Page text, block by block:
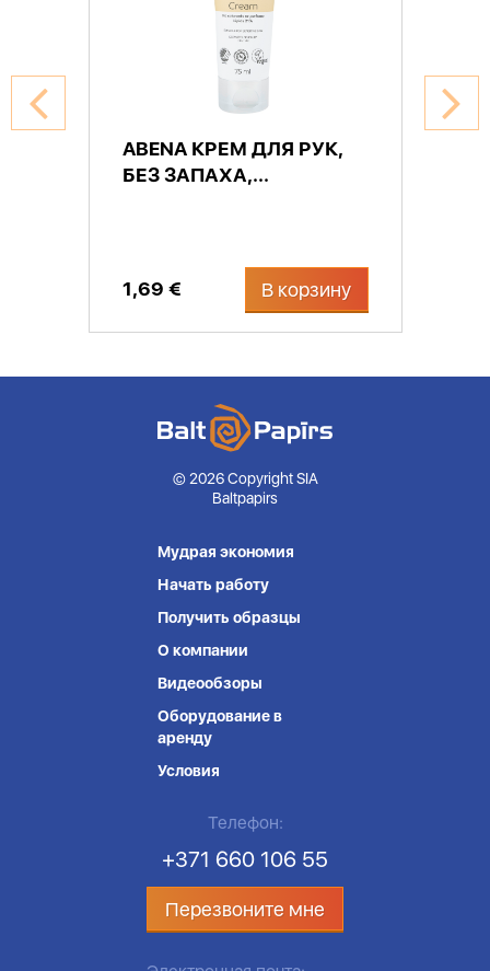
ABENA КРЕМ ДЛЯ РУК,
БЕЗ ЗАПАХА,...
1,69 € В корзину
© 2026 Copyright SIA
Baltpapirs
Мудрая экономия
Начать работу
Получить образцы
О компании
Видеообзоры
Оборудование в
аренду
Условия
Телефон:
+371 660 106 55
Перезвоните мне